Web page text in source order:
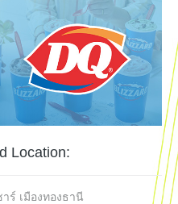
Location:
ร์ เมืองทองธานี